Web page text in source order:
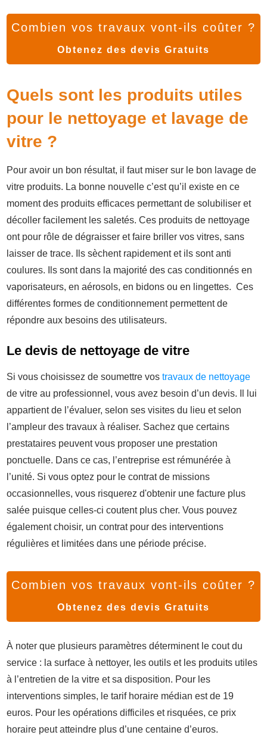
Combien vos travaux vont-ils coûter ?
Obtenez des devis Gratuits
Quels sont les produits utiles
pour le nettoyage et lavage de
vitre ?
Pour avoir un bon résultat, il faut miser sur le bon lavage de
vitre produits. La bonne nouvelle c’est qu’il existe en ce
moment des produits efficaces permettant de solubiliser et
décoller facilement les saletés. Ces produits de nettoyage
ont pour rôle de dégraisser et faire briller vos vitres, sans
laisser de trace. Ils sèchent rapidement et ils sont anti
coulures. Ils sont dans la majorité des cas conditionnés en
vaporisateurs, en aérosols, en bidons ou en lingettes. Ces
différentes formes de conditionnement permettent de
répondre aux besoins des utilisateurs.
Le devis de nettoyage de vitre
Si vous choisissez de soumettre vos travaux de nettoyage
de vitre au professionnel, vous avez besoin d’un devis. Il lui
appartient de l’évaluer, selon ses visites du lieu et selon
l’ampleur des travaux à réaliser. Sachez que certains
prestataires peuvent vous proposer une prestation
ponctuelle. Dans ce cas, l’entreprise est rémunérée à
l’unité. Si vous optez pour le contrat de missions
occasionnelles, vous risquerez d'obtenir une facture plus
salée puisque celles-ci coutent plus cher. Vous pouvez
également choisir, un contrat pour des interventions
régulières et limitées dans une période précise.
Combien vos travaux vont-ils coûter ?
Obtenez des devis Gratuits
À noter que plusieurs paramètres déterminent le cout du
service : la surface à nettoyer, les outils et les produits utiles
à l’entretien de la vitre et sa disposition. Pour les
interventions simples, le tarif horaire médian est de 19
euros. Pour les opérations difficiles et risquées, ce prix
horaire peut atteindre plus d’une centaine d’euros.